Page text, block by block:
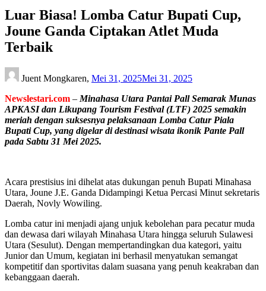
Luar Biasa! Lomba Catur Bupati Cup,
Joune Ganda Ciptakan Atlet Muda
Terbaik
Juent Mongkaren, Mei 31, 2025Mei 31, 2025
Newslestari.com – Minahasa Utara Pantai Pall Semarak Munas
APKASI dan Likupang Tourism Festival (LTF) 2025 semakin
meriah dengan suksesnya pelaksanaan Lomba Catur Piala
Bupati Cup, yang digelar di destinasi wisata ikonik Pante Pall
pada Sabtu 31 Mei 2025.
Acara prestisius ini dihelat atas dukungan penuh Bupati Minahasa
Utara, Joune J.E. Ganda Didampingi Ketua Percasi Minut sekretaris
Daerah, Novly Wowiling.
Lomba catur ini menjadi ajang unjuk kebolehan para pecatur muda
dan dewasa dari wilayah Minahasa Utara hingga seluruh Sulawesi
Utara (Sesulut). Dengan mempertandingkan dua kategori, yaitu
Junior dan Umum, kegiatan ini berhasil menyatukan semangat
kompetitif dan sportivitas dalam suasana yang penuh keakraban dan
kebanggaan daerah.